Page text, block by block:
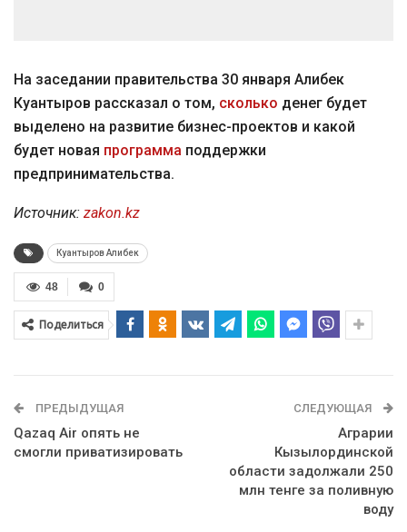
На заседании правительства 30 января Алибек
Куантыров рассказал о том, сколько денег будет
выделено на развитие бизнес-проектов и какой
будет новая программа поддержки
предпринимательства.
Источник: zakon.kz
Куантыров Алибек
0
48
Поделиться
ПРЕДЫДУЩАЯ
Qazaq Air опять не
смогли приватизировать
СЛЕДУЮЩАЯ
Аграрии
Кызылординской
области задолжали 250
млн тенге за поливную
воду